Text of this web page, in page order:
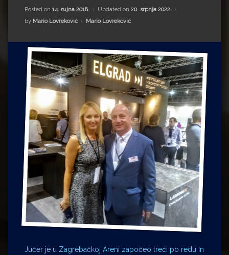
Drugi autori
Drugi autori
Matea Andrić
Ljiljana Lekanić-Kljaić
Željko Krznarić
Mario Lovreković
Miroslav Šantek
Posted on 14. rujna 2018. Updated on 20. srpnja 2022.
by Mario Lovreković Kategorije:
Mario Lovreković
Jučer je u Zagrebačkoj Areni započeo treći po redu In